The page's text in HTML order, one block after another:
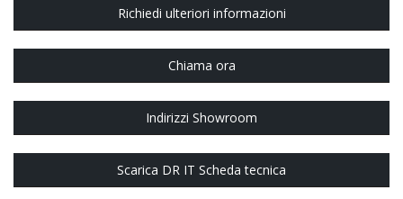
Richiedi ulteriori informazioni
Chiama ora
Indirizzi Showroom
Scarica DR IT Scheda tecnica